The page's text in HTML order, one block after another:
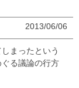
2013/06/06
まったという
る議論の行方